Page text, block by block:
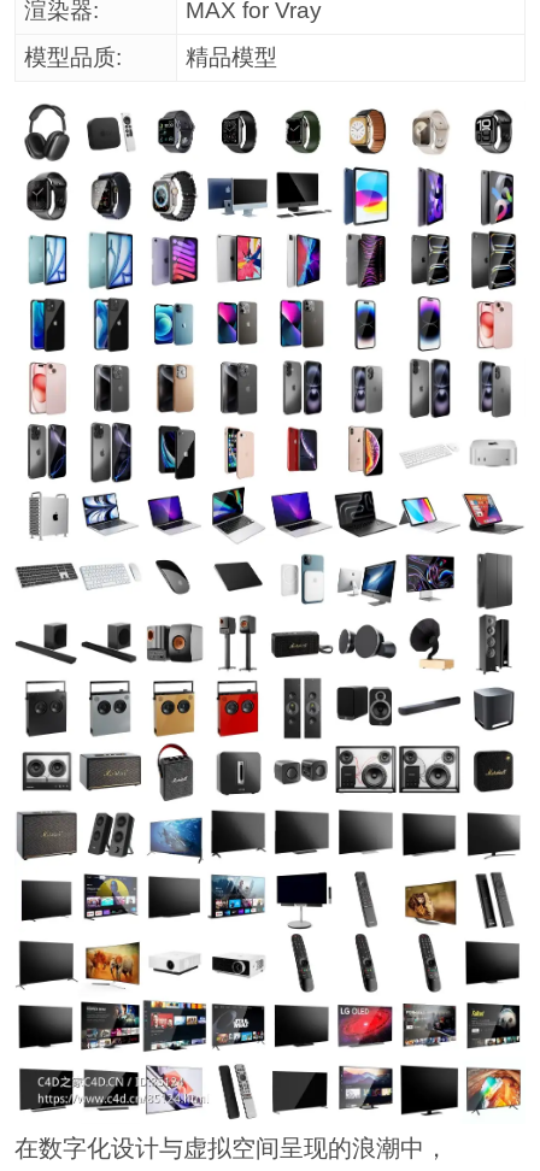
渲染器:
MAX for Vray
模型品质:
精品模型
在数字化设计与虚拟空间呈现的浪潮中，